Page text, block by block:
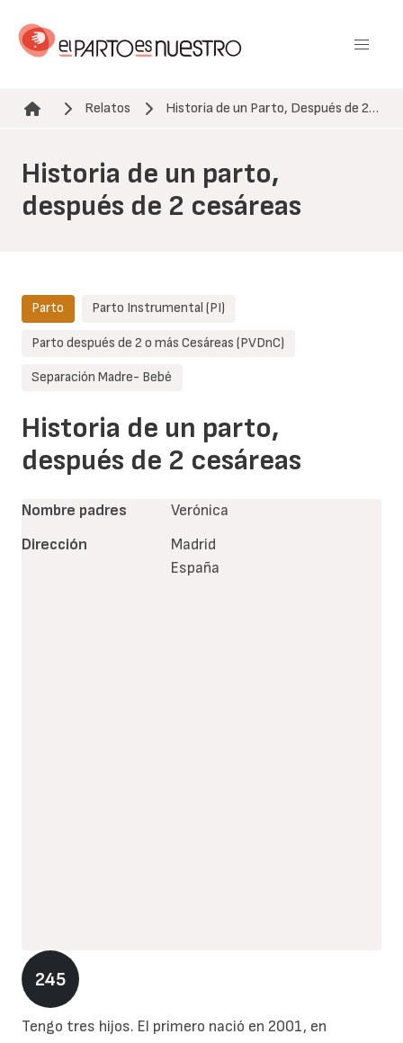
contenido
Ruta de navegación
Relatos Historia de un Parto, Después de 2…
Historia de un parto,
después de 2 cesáreas
245
Historia de un parto,
después de 2 cesáreas
Parto Parto Instrumental (PI)
Parto después de 2 o más Cesáreas (PVDnC)
Separación Madre- Bebé
Tengo tres hijos. El primero nació en 2001, en
Nombre padres
Verónica
Dirección
Madrid
España